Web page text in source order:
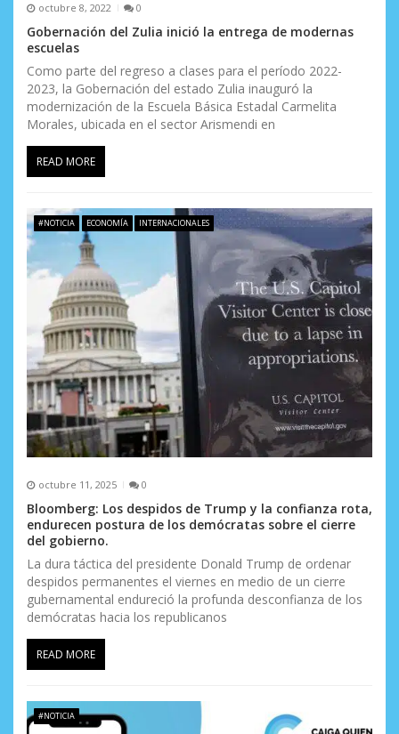
octubre 8, 2022 0
Gobernación del Zulia inició la entrega de modernas
escuelas
Como parte del regreso a clases para el período 2022-
2023, la Gobernación del estado Zulia inauguró la
modernización de la Escuela Básica Estadal Carmelita
Morales, ubicada en el sector Arismendi en
READ MORE
#NOTICIA ECONOMÍA INTERNACIONALES
octubre 11, 2025 0
Bloomberg: Los despidos de Trump y la confianza rota,
endurecen postura de los demócratas sobre el cierre
del gobierno.
La dura táctica del presidente Donald Trump de ordenar
despidos permanentes el viernes en medio de un cierre
gubernamental endureció la profunda desconfianza de los
demócratas hacia los republicanos
READ MORE
#NOTICIA